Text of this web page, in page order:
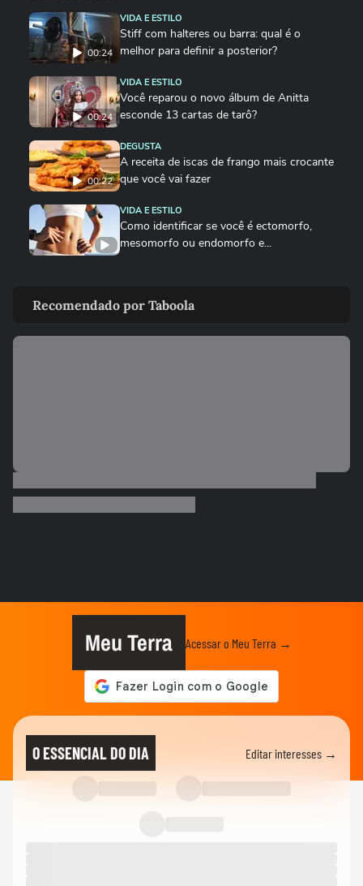
00:24
VIDA E ESTILO
Stiff com halteres ou barra: qual é o
melhor para definir a posterior?
00:24
VIDA E ESTILO
Você reparou o novo álbum de Anitta
esconde 13 cartas de tarô?
00:22
DEGUSTA
A receita de iscas de frango mais crocante
que você vai fazer
VIDA E ESTILO
Como identificar se você é ectomorfo,
mesomorfo ou endomorfo e...
DEGUSTA
'Comecei por necessidade de criança':
artista transforma tubos de...
Dia dos Pais: veja looks de papais
famosos em chá de bebê,...
Menina russa se surpreende ao ganhar
Recomendado por Taboola
Meu Terra Acessar o Meu Terra →
O ESSENCIAL DO DIA Editar interesses →